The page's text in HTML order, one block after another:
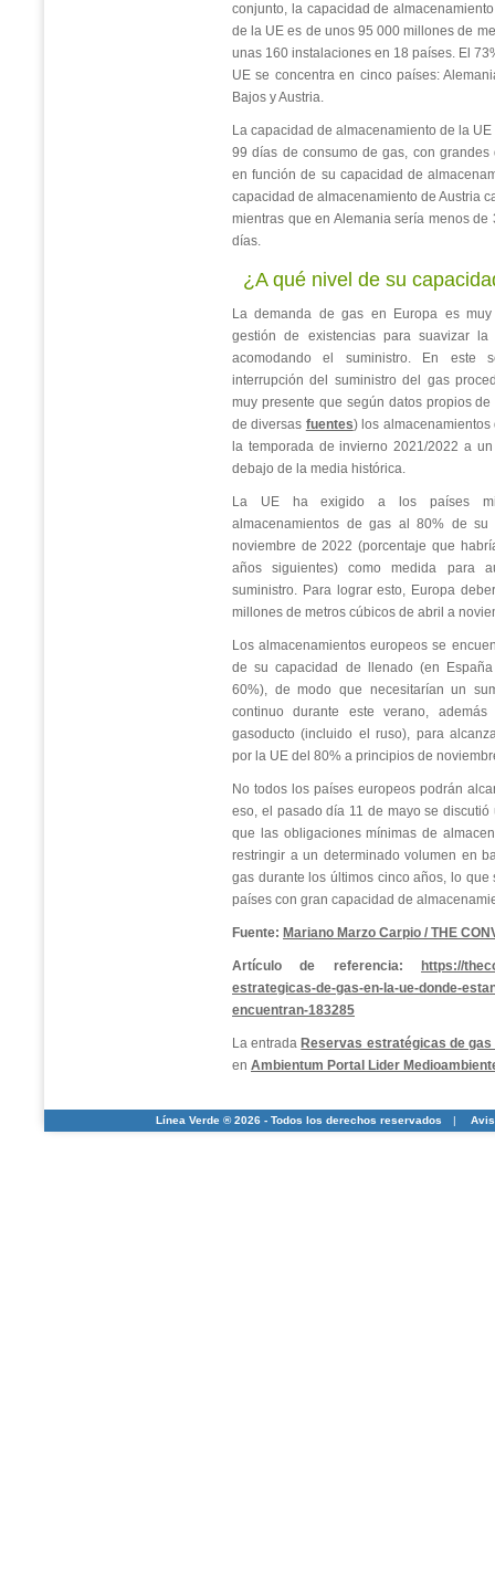
conjunto, la capacidad de
de la UE es de unos 95 000 millones de
unas 160 instalaciones en 18 países. El
UE se concentra en cinco países:
Bajos y Austria.
La capacidad de almacenamiento de la
99 días de consumo de gas, con
en función de su capacidad de
capacidad de almacenamiento de Austria
mientras que en Alemania sería menos
días.
¿A qué nivel de su
La demanda de gas en Europa es
gestión de existencias para suavizar la
acomodando el suministro. En este
interrupción del suministro del gas
muy presente que según datos propios
de diversas fuentes) los
la temporada de invierno 2021/2022 a
debajo de la media histórica.
La UE ha exigido a los países
almacenamientos de gas al 80% de
noviembre de 2022 (porcentaje que
años siguientes) como medida para
suministro. Para lograr esto, Europa
millones de metros cúbicos de abril a
Los almacenamientos europeos se
de su capacidad de llenado (en
60%), de modo que necesitarían un
continuo durante este verano,
gasoducto (incluido el ruso), para
por la UE del 80% a principios de
No todos los países europeos podrán
eso, el pasado día 11 de mayo se
que las obligaciones mínimas de
restringir a un determinado volumen en
gas durante los últimos cinco años, lo
países con gran capacidad de
Fuente: Mariano Marzo Carpio / THE
Artículo de referencia:
https://
estrategicas-de-gas-en-la-ue-donde-
encuentran-183285
La entrada Reservas estratégicas de gas
en Ambientum Portal Lider
Línea Verde ® 2026 - Todos los derechos reservados |